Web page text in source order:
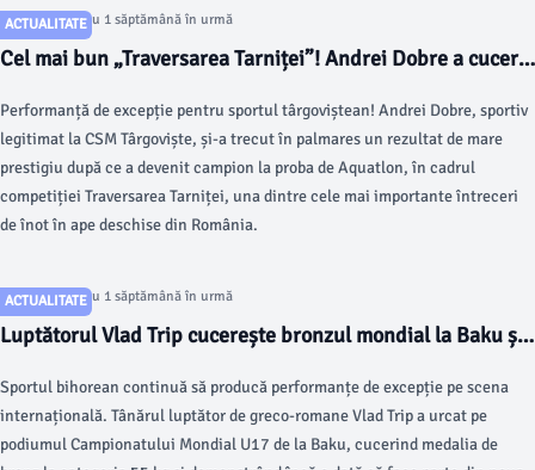
ACTUALITATE
Articol postat cu 1 săptămână în urmă
Cel mai bun „Traversarea Tarniței”! Andrei Dobre a cucerit
ape deschise din România
Performanță de excepție pentru sportul târgoviștean! Andrei Dobre, sportiv
legitimat la CSM Târgoviște, și-a trecut în palmares un rezultat de mare
prestigiu după ce a devenit campion la proba de Aquatlon, în cadrul
competiției Traversarea Tarniței, una dintre cele mai importante întreceri
de înot în ape deschise din România.
ACTUALITATE
Articol postat cu 1 săptămână în urmă
Luptătorul Vlad Trip cucerește bronzul mondial la Baku și
Sportul bihorean continuă să producă performanțe de excepție pe scena
internațională. Tânărul luptător de greco-romane Vlad Trip a urcat pe
podiumul Campionatului Mondial U17 de la Baku, cucerind medalia de